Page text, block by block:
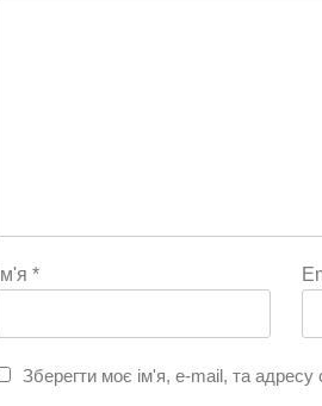
Ім'я *
Зберегти моє ім'я, e-mail, та